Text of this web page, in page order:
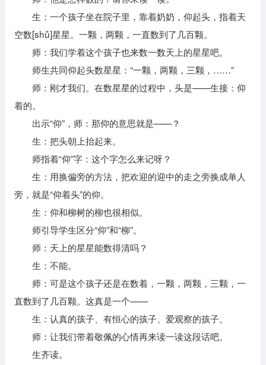
生：一个孩子坐在院子里，靠着奶奶，仰起头，指着天
空数[shǔ]星星。一颗，两颗，一直数到了几百颗。
师：我们学着这个孩子也来数一数天上的星星吧。
师生共同仰起头数星星：“一颗，两颗，三颗，……”
师：刚才我们。在数星星的过程中，头是——生接：仰
着的。
出示“仰”，师：那仰的意思就是——？
生：把头朝上抬起来。
师指着“仰”字：这个字怎么来记呀？
生：用换偏旁的方法，把欢迎的迎中的走之旁换成单人
旁，就是“仰着头”的仰。
生：仰和柳树的柳也很相似。
师引导学生区分“仰”和“柳”。
师：天上的星星能数得清吗？
生：不能。
师：可是这个孩子还是在数着，一颗，两颗，三颗，一
直数到了几百颗。这真是一个——
生：认真的孩子、有恒心的孩子、爱观察的孩子。
师：让我们带着敬佩的心情再来读一读这段话吧。
生齐读。